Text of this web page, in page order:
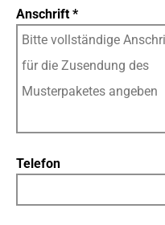
Anschrift *
Telefon